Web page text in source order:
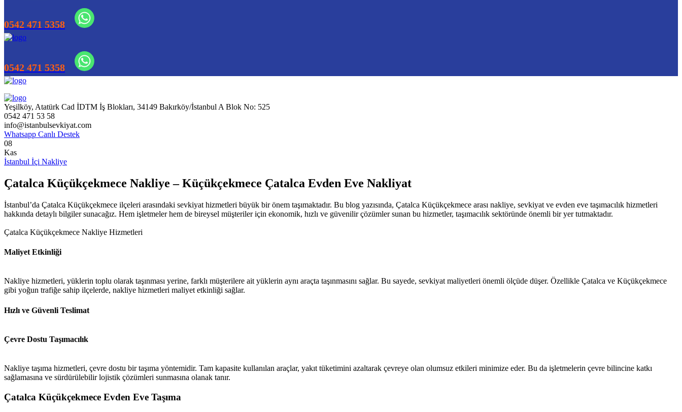
Yeşilköy, Atatürk Cad İDTM İş Blokları, 34149 Bakırköy/İstanbul A Blok No: 525
0542 471 53 58
info@istanbulsevkiyat.com
Whatsapp Canlı Destek
08
Kas
İstanbul İçi Nakliye
Çatalca Küçükçekmece Nakliye – Küçükçekmece Çatalca Evden Eve Nakliyat
İstanbul’da Çatalca Küçükçekmece ilçeleri arasındaki sevkiyat hizmetleri büyük bir önem taşımaktadır. Bu blog yazısında, Çatalca Küçükçekmece arası nakliye, sevkiyat ve evden eve taşımacılık hizmetleri
hakkında detaylı bilgiler sunacağız. Hem işletmeler hem de bireysel müşteriler için ekonomik, hızlı ve güvenilir çözümler sunan bu hizmetler, taşımacılık sektöründe önemli bir yer tutmaktadır.
Çatalca Küçükçekmece Nakliye Hizmetleri
Maliyet Etkinliği
Nakliye hizmetleri, yüklerin toplu olarak taşınması yerine, farklı müşterilere ait yüklerin aynı araçta taşınmasını sağlar. Bu sayede, sevkiyat maliyetleri önemli ölçüde düşer. Özellikle Çatalca ve Küçükçekmece
gibi yoğun trafiğe sahip ilçelerde, nakliye hizmetleri maliyet etkinliği sağlar.
Hızlı ve Güvenli Teslimat
Çevre Dostu Taşımacılık
Nakliye taşıma hizmetleri, çevre dostu bir taşıma yöntemidir. Tam kapasite kullanılan araçlar, yakıt tüketimini azaltarak çevreye olan olumsuz etkileri minimize eder. Bu da işletmelerin çevre bilincine katkı
sağlamasına ve sürdürülebilir lojistik çözümleri sunmasına olanak tanır.
Çatalca Küçükçekmece Evden Eve Taşıma